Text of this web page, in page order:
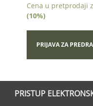
Cena u pretprodaji
(10%)
PRIJAVA ZA
PRISTUP